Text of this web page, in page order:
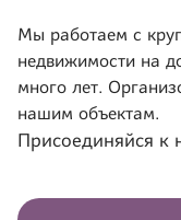
Мы работаем с
недвижимости на
много лет.
нашим объектам.
Присоединяйся к